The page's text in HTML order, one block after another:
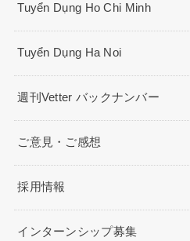
Tuyển Dụng Ho Chi Minh
Tuyển Dụng Ha Noi
週刊Vetter バックナンバー
ご意見・ご感想
採用情報
インターンシップ募集